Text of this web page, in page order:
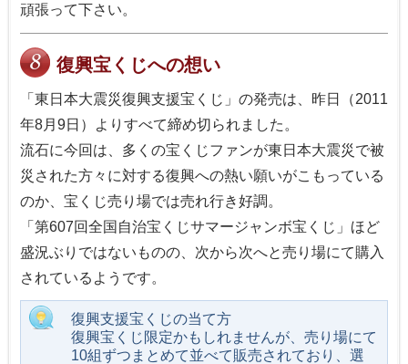
頑張って下さい。
復興宝くじへの想い
「東日本大震災復興支援宝くじ」の発売は、昨日（2011
年8月9日）よりすべて締め切られました。
流石に今回は、多くの宝くじファンが東日本大震災で被
災された方々に対する復興への熱い願いがこもっている
のか、宝くじ売り場では売れ行き好調。
「第607回全国自治宝くじサマージャンボ宝くじ」ほど
盛況ぶりではないものの、次から次へと売り場にて購入
されているようです。
復興支援宝くじの当て方
復興宝くじ限定かもしれませんが、売り場にて
10組ずつまとめて並べて販売されており、選